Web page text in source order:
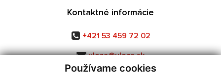
Používame cookies
Kontaktné informácie
+421 53 459 72 02
uloza@uloza.sk